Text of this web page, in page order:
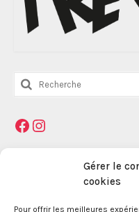
Gérer le
cookies
Pour offrir les meilleures
Rechercher
:
Facebook
Instagram
Mentions